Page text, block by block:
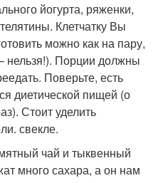
йогурта, ряженки,
Клетчатку Вы
можно как на пару,
Порции должны
Поверьте, есть
диетической пищей (о
Стоит уделить
свекле.
чай и тыквенный
много сахара, а он нам